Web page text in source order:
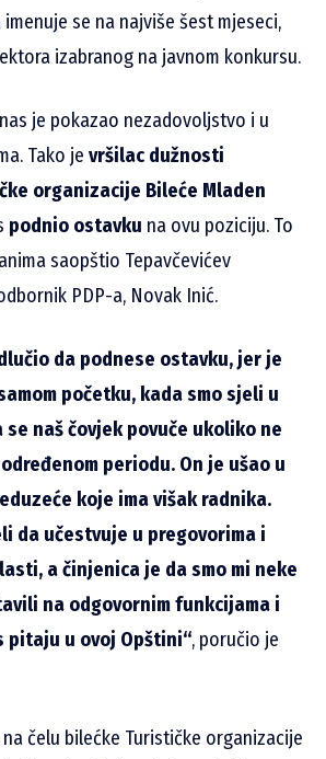
se na najviše šest mjeseci,
izabranog na javnom konkursu.
je pokazao nezadovoljstvo i u
Tako je vršilac dužnosti
organizacije Bileće Mladen
podnio ostavku na ovu poziciju. To
saopštio Tepavčevićev
PDP-a, Novak Inić.
da podnese ostavku, jer je
početku, kada smo sjeli u
se naš čovjek povuče ukoliko ne
periodu. On je ušao u
koje ima višak radnika.
da učestvuje u pregovorima i
a činjenica je da smo mi neke
na odgovornim funkcijama i
pitaju u ovoj Opštini“, poručio je
na čelu bilećke Turističke organizacije